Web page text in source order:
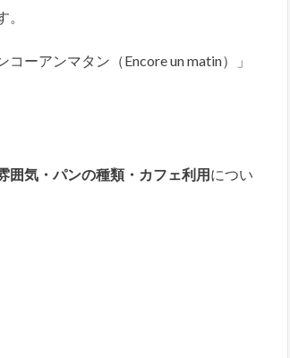
ーアンマタン（Encore un matin）」
囲気・パンの種類・カフェ利用につい